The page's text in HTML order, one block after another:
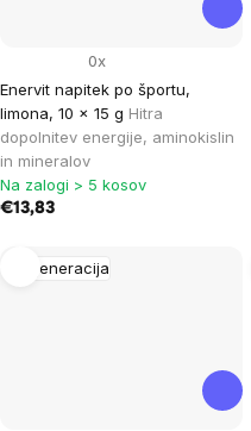
Enervit napitek po športu,
limona, 10 x 15 g Hitra
dopolnitev energije, aminokislin
in mineralov
0x
Na zalogi > 5 kosov
€13,83
Regeneracija